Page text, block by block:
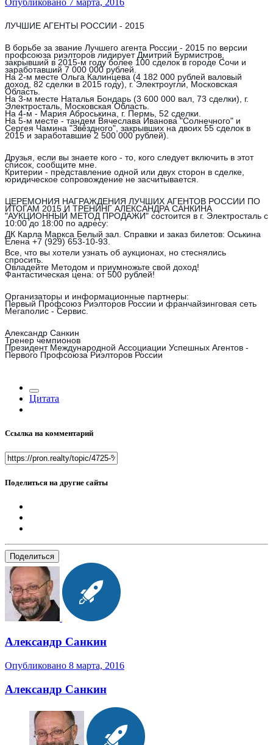
ЛУЧШИЕ АГЕНТЫ РОССИИ - 2015
В борьбе за звание Лучшего агента России - 2015 по версии
профсоюза риэлторов лидирует Дмитрий Бурмистров,
закрывший в 2015-м году более 100 сделок в городе Сочи и
заработавший 7 000 000 рублей.
На 2-м месте Ольга Калинцева (4 182 000 рублей валовый
доход, 82 сделки в 2015 году), г. Электроугли, Московская
Область.
На 3-м месте Наталья Бондарь (3 600 000 вал, 73 сделки), г.
Электросталь, Московская Область.
На 4-м - Мария Аброськина, г. Пермь, 52 сделки.
На 5-м месте - тандем Вячеслава Иванова "Солнечного" и
Сергея Чамина "Звёздного", закрывших на двоих 55 сделок в
2015 и заработавшие 2 500 000 рублей).
Друзья, если вы знаете кого - то, кого следует включить в этот
список, сообщите мне.
Критерии - представление одной или двух сторон в сделке,
юридическое сопровождение не засчитывается.
ЦЕРЕМОНИЯ НАГРАЖДЕНИЯ ЛУЧШИХ АГЕНТОВ РОССИИ ПО
ИТОГАМ 2015 И ТРЕНИНГ АЛЕКСАНДРА САНКИНА
"АУКЦИОННЫЙ МЕТОД ПРОДАЖИ" состоится в г. Электросталь с
10:00 до 18:00 по адресу:
ДК Карла Маркса Белый зал. Справки и заказ билетов: Оськина
Елена +7 (929) 653-10-93.
Все, что вы хотели узнать об аукционах, но стеснялись
спросить.
Овладейте Методом и приумножьте свой доход!
Фантастическая цена: от 500 рублей!
Организаторы и информационные партнеры:
Первый Профсоюз Риэлторов России и франчайзинговая сеть
Мегаполис - Сервис.
Александр Санкин
Тренер чемпионов
Президент Международной Ассоциации Успешных Агентов -
Первого Профсоюза Риэлторов России
Цитата
Ссылка на комментарий
Поделиться на другие сайты
Поделиться
Александр Санкин
Опубликовано 8 марта, 2016
Александр Санкин